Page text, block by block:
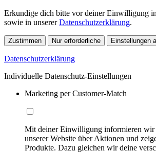
Erkundige dich bitte vor deiner Einwilligung
sowie in unsererDatenschutzerklärung.
Zustimmen Nur erforderliche Einstellungen
Datenschutzerklärung
Individuelle Datenschutz-Einstellungen
Marketing per Customer-Match
Mit deiner Einwilligung informieren wir
unserer Website über Aktionen und
Produkte. Dazu gleichen wir deine